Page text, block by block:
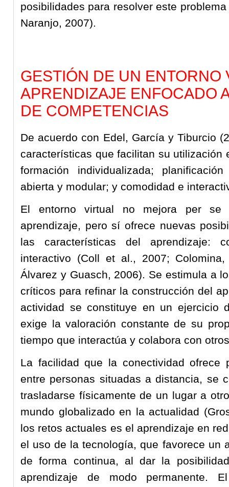
posibilidades para resolver este
Naranjo, 2007).
GESTIÓN DE UN ENTORNO
APRENDIZAJE ENFOCADO
DE COMPETENCIAS
De acuerdo con Edel, García y Tiburcio
características que facilitan su utilización
formación individualizada;
abierta y modular; y comodidad e
El entorno virtual no mejora per se
aprendizaje, pero sí ofrece nuevas
las características del aprendizaje:
interactivo (Coll et al., 2007;
Álvarez y Guasch, 2006). Se estimula a
críticos para refinar la construcción del
actividad se constituye en un ejercicio
exige la valoración constante de su
tiempo que interactúa y colabora con
La facilidad que la conectividad ofrece
entre personas situadas a distancia, se
trasladarse físicamente de un lugar a
mundo globalizado en la actualidad
los retos actuales es el aprendizaje en
el uso de la tecnología, que favorece un
de forma continua, al dar la
aprendizaje de modo permanente.